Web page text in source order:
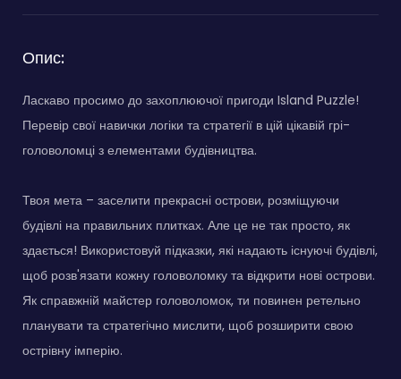
Опис:
Ласкаво просимо до захоплюючої пригоди Island Puzzle!
Перевір свої навички логіки та стратегії в цій цікавій грі-
головоломці з елементами будівництва.
Твоя мета – заселити прекрасні острови, розміщуючи
будівлі на правильних плитках. Але це не так просто, як
здається! Використовуй підказки, які надають існуючі будівлі,
щоб розв'язати кожну головоломку та відкрити нові острови.
Як справжній майстер головоломок, ти повинен ретельно
планувати та стратегічно мислити, щоб розширити свою
острівну імперію.